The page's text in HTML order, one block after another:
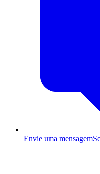
Envie uma mensagem